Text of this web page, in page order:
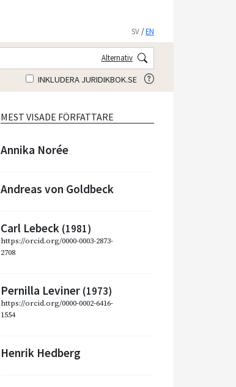
SV /EN
Alternativ
INKLUDERA JURIDIKBOK.SE
MEST VISADE FÖRFATTARE
Annika Norée
Andreas von Goldbeck
Carl Lebeck (1981)
https://orcid.org/0000-0003-2873-
2708
Pernilla Leviner (1973)
https://orcid.org/0000-0002-6416-
1554
Henrik Hedberg